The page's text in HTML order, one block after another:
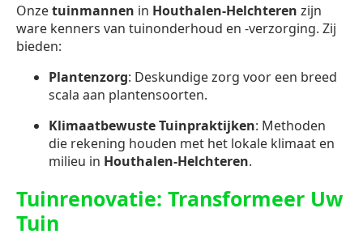
Onzetuinmannen in Houthalen-Helchteren zijn
ware kenners van tuinonderhoud en -verzorging. Zij
bieden:
Plantenzorg: Deskundige zorg voor een breed
scala aan plantensoorten.
Klimaatbewuste Tuinpraktijken: Methoden
die rekening houden met het lokale klimaat en
milieu in Houthalen-Helchteren.
Tuinrenovatie: Transformeer Uw
Tuin